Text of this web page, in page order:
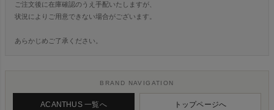
ご注文後に在庫確認のうえ手配いたしますが、
状況によりご用意できない場合がございます。
あらかじめご了承ください。
BRAND NAVIGATION
ACANTHUS 一覧へ トップページへ